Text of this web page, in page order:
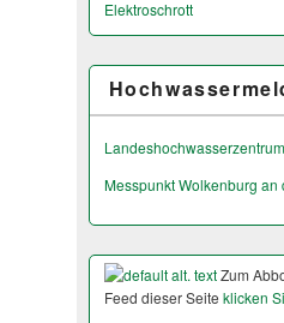
Elektroschrott
Messpunkt Wolkenburg
Zum
Feed dieser Seite klicken